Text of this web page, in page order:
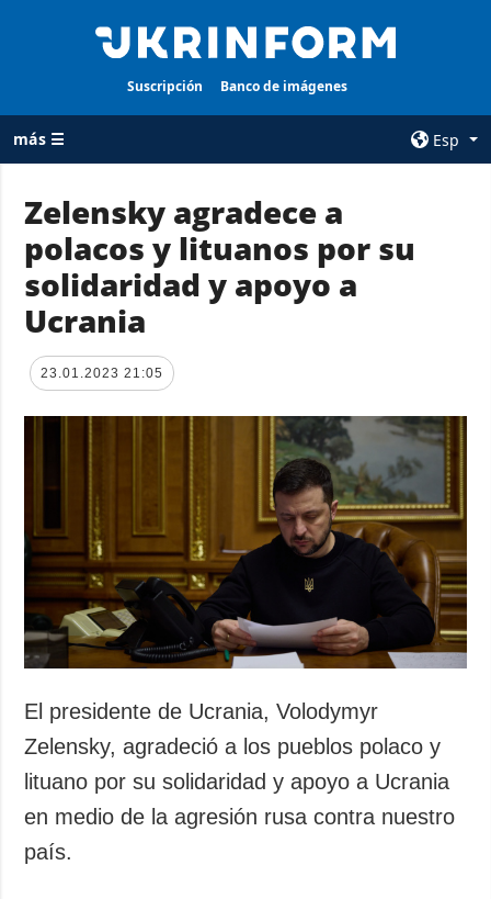
Suscripción Banco de imágenes
más ☰
Esp
TODAS LAS
CATEGORÍAS
Guerra
Reconstrucción
de Ucrania
Política
Sociedad y
Cultura
Deportes
Crimen
Desastres y
emergencias
AGENCIA
sobre la agencia
Política de
privacidad y
protección de
datos personales
ADICIONAL
Podcasts
Entrevistas
SERVICIOS
Suscripción
imágenes
Zelensky agradece a
polacos y lituanos por su
solidaridad y apoyo a
Ucrania
23.01.2023 21:05
El presidente de Ucrania, Volodymyr
Zelensky, agradeció a los pueblos polaco y
lituano por su solidaridad y apoyo a Ucrania
en medio de la agresión rusa contra nuestro
país.